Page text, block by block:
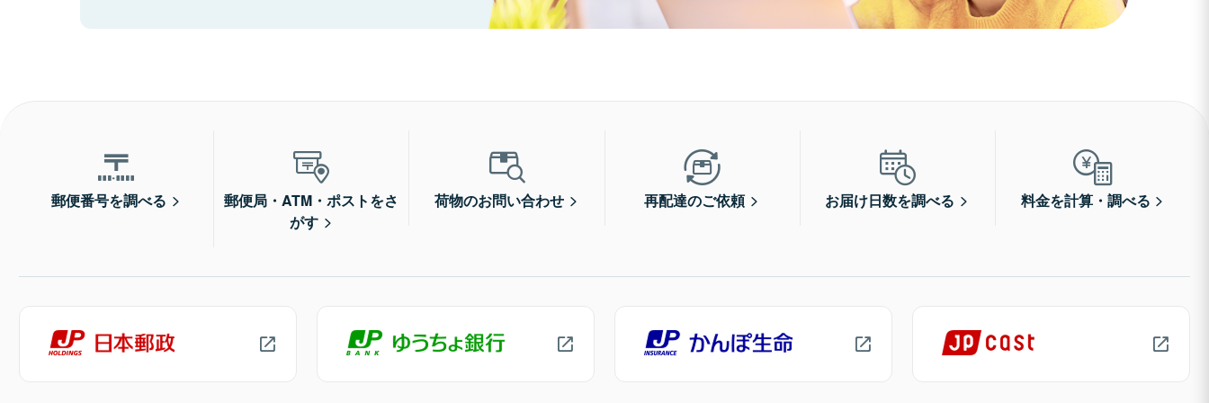
郵便番号を調べる
郵便局・ATM・ポストをさ
がす
荷物のお問い合わせ 再配達のご依頼 お届け日数を調べる 料金を計算・調べる